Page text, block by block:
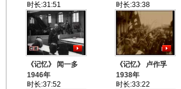
时长:31:51
时长:33:38
《记忆》 闻一多
1946年
时长:37:52
《记忆》 卢作孚
1938年
时长:33:22